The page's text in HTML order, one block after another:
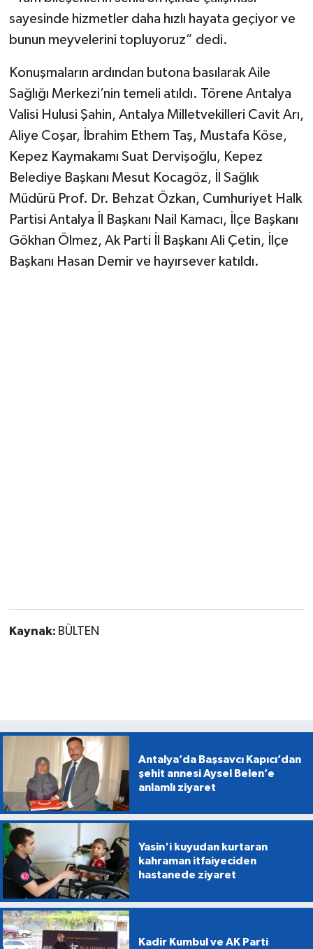
sayesinde hizmetler daha hızlı hayata geçiyor ve
bunun meyvelerini topluyoruz” dedi.
Konuşmaların ardından butona basılarak Aile
Sağlığı Merkezi’nin temeli atıldı. Törene Antalya
Valisi Hulusi Şahin, Antalya Milletvekilleri Cavit Arı,
Aliye Coşar, İbrahim Ethem Taş, Mustafa Köse,
Kepez Kaymakamı Suat Dervişoğlu, Kepez
Belediye Başkanı Mesut Kocagöz, İl Sağlık
Müdürü Prof. Dr. Behzat Özkan, Cumhuriyet Halk
Partisi Antalya İl Başkanı Nail Kamacı, İlçe Başkanı
Gökhan Ölmez, Ak Parti İl Başkanı Ali Çetin, İlçe
Başkanı Hasan Demir ve hayırsever katıldı.
Kaynak: BÜLTEN
Antalya’da Başsavcı Kapıcı’dan
şehit annesi Aysel Belen’e
anlamlı ziyaret
Yasin'i kuyudan kurtaran
kahraman itfaiyeciden
hastanede ziyaret
Kadir Kumbul ve AK Parti